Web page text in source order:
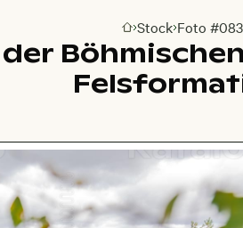
Zur Homepage
Stock Foto